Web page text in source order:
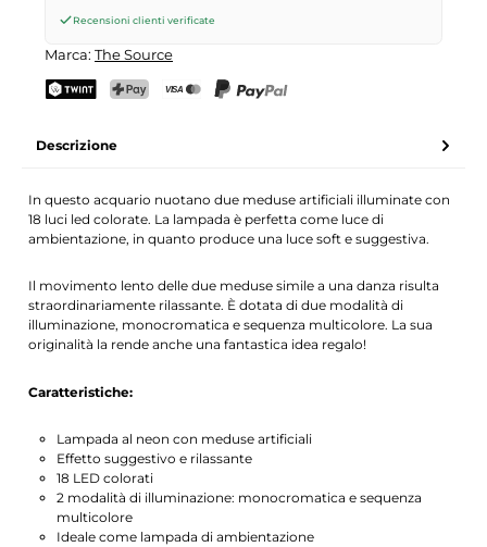
venerdì, ore 17.
Recensioni clienti verificate
Marca: The Source
Descrizione
In questo acquario nuotano due meduse artificiali illuminate con
18 luci led colorate. La lampada è perfetta come luce di
ambientazione, in quanto produce una luce soft e suggestiva.
Il movimento lento delle due meduse simile a una danza risulta
straordinariamente rilassante. È dotata di due modalità di
illuminazione, monocromatica e sequenza multicolore. La sua
originalità la rende anche una fantastica idea regalo!
Caratteristiche:
Lampada al neon con meduse artificiali
Effetto suggestivo e rilassante
18 LED colorati
2 modalità di illuminazione: monocromatica e sequenza
multicolore
Ideale come lampada di ambientazione